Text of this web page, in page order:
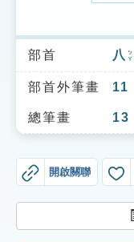
索引選單
知識索引
單字索引
部首 八 ㄅㄚ
部首外筆畫 11
總筆畫 13
開啟關聯